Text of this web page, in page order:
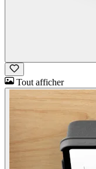
Tout afficher